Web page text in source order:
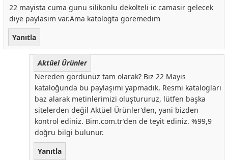
22 mayista cuma gunu silikonlu dekolteli ic camasir gelecek
diye paylasim var.Ama katologta goremedim
Yanıtla
Aktüel Ürünler
Nereden gördünüz tam olarak? Biz 22 Mayıs
kataloğunda bu paylaşımı yapmadık, Resmi katalogları
baz alarak metinlerimizi oluştururuz, lütfen başka
sitelerden değil Aktüel Ürünler’den, yani bizden
kontrol ediniz. Bim.com.tr’den de teyit ediniz. %99,9
doğru bilgi bulunur.
Yanıtla